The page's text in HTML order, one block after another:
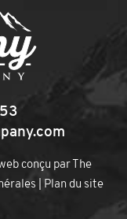
conçu par The
Plan du site